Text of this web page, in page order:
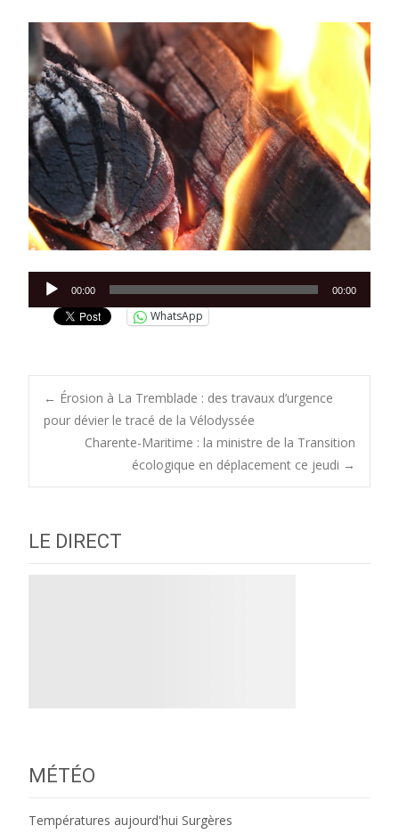
Lecteur
audio
00:00 00:00
WhatsApp
Post
navigation
← Érosion à La Tremblade : des travaux d’urgence
pour dévier le tracé de la Vélodyssée
Charente-Maritime : la ministre de la Transition
écologique en déplacement ce jeudi →
LE DIRECT
MÉTÉO
Températures aujourd'hui Surgères